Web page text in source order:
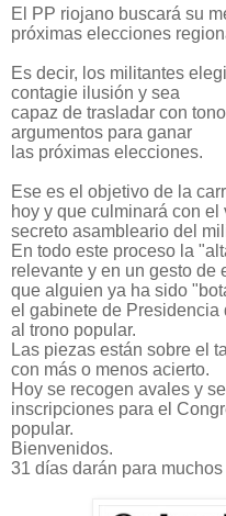
El PP riojano buscará su
próximas elecciones
Es decir, los militantes
contagie ilusión y sea
capaz de trasladar con
argumentos para ganar
las próximas elecciones.
Ese es el objetivo de la
hoy y que culminará con el
secreto asambleario del
En todo este proceso la
relevante y en un gesto de
que alguien ya ha sido
el gabinete de
al trono popular.
Las piezas están sobre el
con más o menos acierto.
Hoy se recogen avales y
inscripciones para el
popular.
Bienvenidos.
31 días darán para muchos